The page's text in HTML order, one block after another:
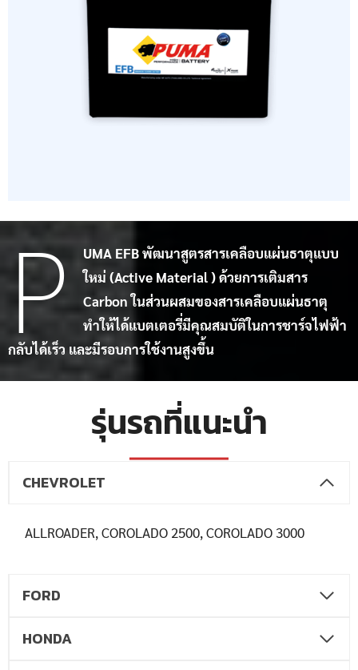
P
UMA EFB พัฒนาสูตรสารเคลือบแผ่นธาตุแบบ
ใหม่ (Active Material ) ด้วยการเติมสาร
Carbon ในส่วนผสมของสารเคลือบแผ่นธาตุ
ทำให้ได้แบตเตอรี่มีคุณสมบัติในการชาร์จไฟฟ้า
กลับได้เร็ว และมีรอบการใช้งานสูงขึ้น
รุ่นรถที่แนะนำ
CHEVROLET
ALLROADER, COROLADO 2500, COROLADO 3000
FORD
HONDA